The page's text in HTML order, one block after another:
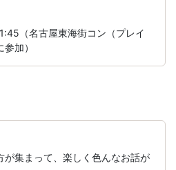
（名古屋東海街コン（プレイ
加）
が集まって、楽しく色んなお話が